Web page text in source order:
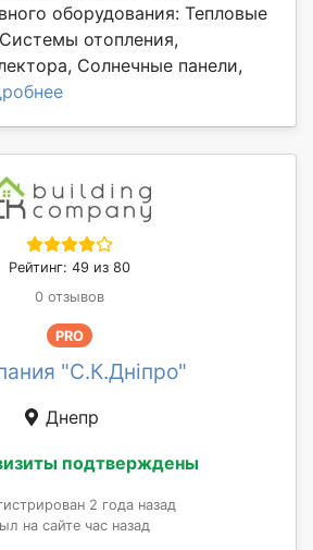
оборудования: Тепловые
отопления,
Солнечные панели,
Рейтинг: 49 из 80
0 отзывов
PRO
"С.К.Дніпро"
Днепр
подтверждены
2 года назад
на сайте час назад